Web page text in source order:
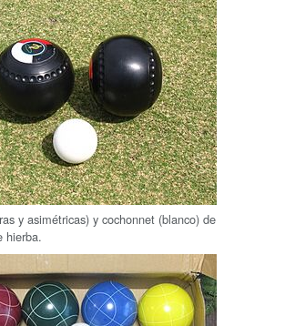
y asimétricas) y cochonnet (blanco) de
hierba.